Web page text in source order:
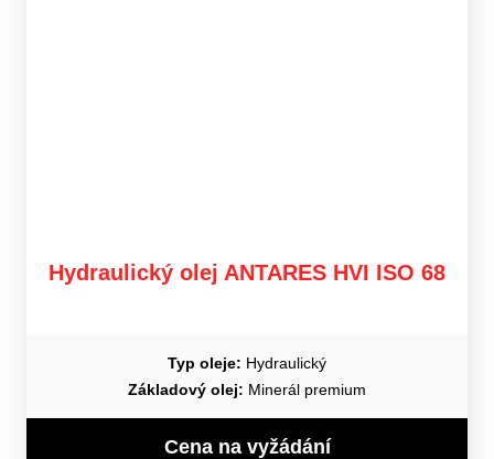
Hydraulický olej ANTARES HVI ISO 68
Typ oleje: Hydraulický
Základový olej: Minerál premium
Cena na vyžádání